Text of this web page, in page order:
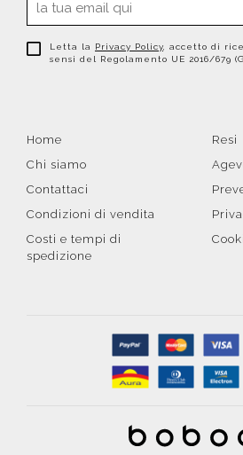
Letta la Privacy Policy, accetto di
sensi del Regolamento UE 2016/679
Home
Chi siamo
Contattaci
Condizioni di vendita
Costi e tempi di
spedizione
Resi